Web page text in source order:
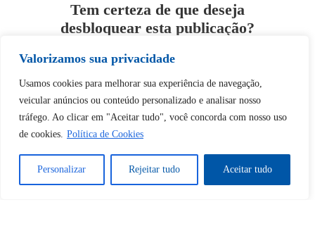
Valorizamos sua privacidade
Usamos cookies para melhorar sua experiência de navegação,
veicular anúncios ou conteúdo personalizado e analisar nosso
tráfego. Ao clicar em "Aceitar tudo", você concorda com nosso uso
de cookies. Política de Cookies
Personalizar Rejeitar tudo Aceitar tudo
Tem certeza de que deseja
desbloquear esta publicação?
Desbloquear esquerda : 0